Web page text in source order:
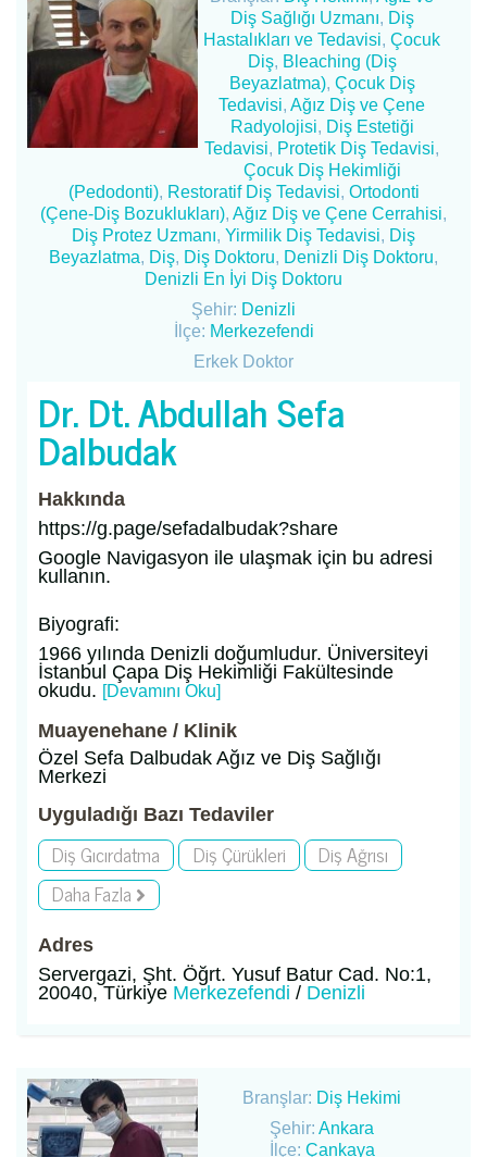
Diş Sağlığı Uzmanı, Diş
Hastalıkları ve Tedavisi,Çocuk
Diş, Bleaching (Diş
Beyazlatma), Çocuk Diş
Tedavisi,Ağız Diş ve Çene
Radyolojisi, Diş Estetiği
Tedavisi, Protetik Diş Tedavisi,
Çocuk Diş Hekimliği
(Pedodonti), Restoratif Diş Tedavisi, Ortodonti
(Çene-Diş Bozuklukları), Ağız Diş ve Çene Cerrahisi,
Diş Protez Uzmanı, Yirmilik Diş Tedavisi, Diş
Beyazlatma, Diş, Diş Doktoru, Denizli Diş Doktoru,
Denizli En İyi Diş Doktoru
Şehir: Denizli
İlçe: Merkezefendi
Erkek Doktor
Dr. Dt. Abdullah Sefa
Dalbudak
Hakkında
https://g.page/sefadalbudak?share
Google Navigasyon ile ulaşmak için bu adresi
kullanın.
Biyografi:
1966 yılında Denizli doğumludur. Üniversiteyi
İstanbul Çapa Diş Hekimliği Fakültesinde
okudu. [Devamını Oku]
Muayenehane / Klinik
Özel Sefa Dalbudak Ağız ve Diş Sağlığı
Merkezi
Uyguladığı Bazı Tedaviler
Diş Gıcırdatma Diş Çürükleri
Diş Ağrısı
Daha Fazla
Adres
Servergazi, Şht. Öğrt. Yusuf Batur Cad. No:1,
20040, Türkiye Merkezefendi / Denizli
Branşlar: Diş Hekimi
Şehir:Ankara
İlçe: Çankaya